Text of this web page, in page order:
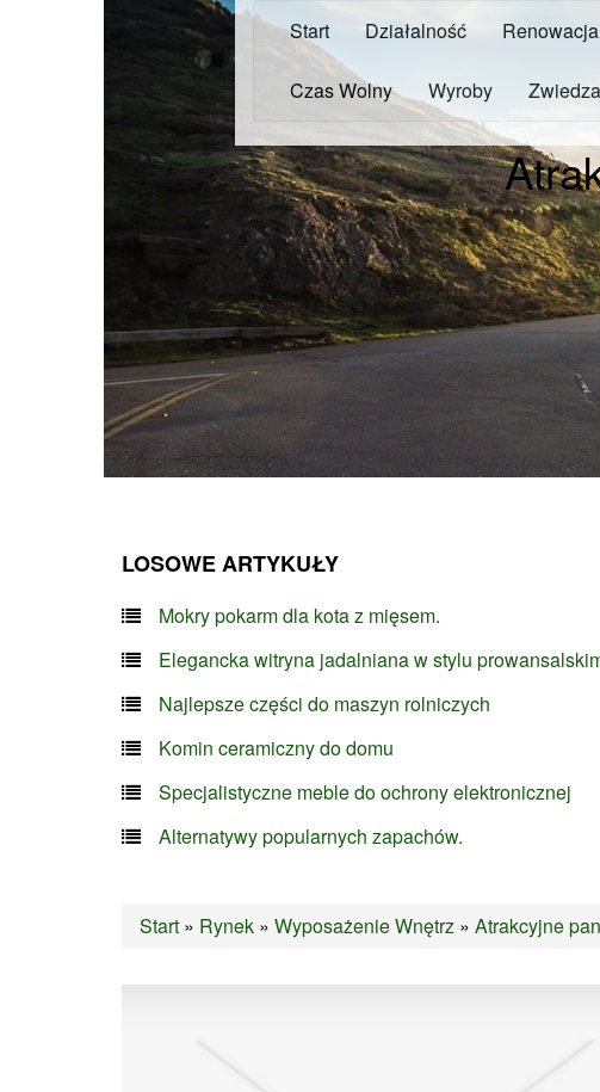
Start Działalność Renowacja
Czas Wolny Wyroby
LOSOWE ARTYKUŁY
Mokry pokarm dla kota z mięsem.
Elegancka witryna jadalniana w stylu
Najlepsze części do maszyn rolniczych
Komin ceramiczny do domu
Specjalistyczne meble do ochrony elektronicznej
Alternatywy popularnych zapachów.
Start » Rynek » Wyposażenie Wnętrz » Atrakcyjne